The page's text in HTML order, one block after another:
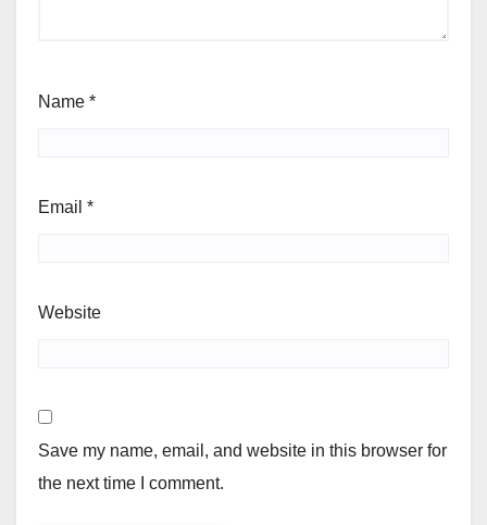
Name *
Email *
Website
Save my name, email, and website in this browser for
the next time I comment.